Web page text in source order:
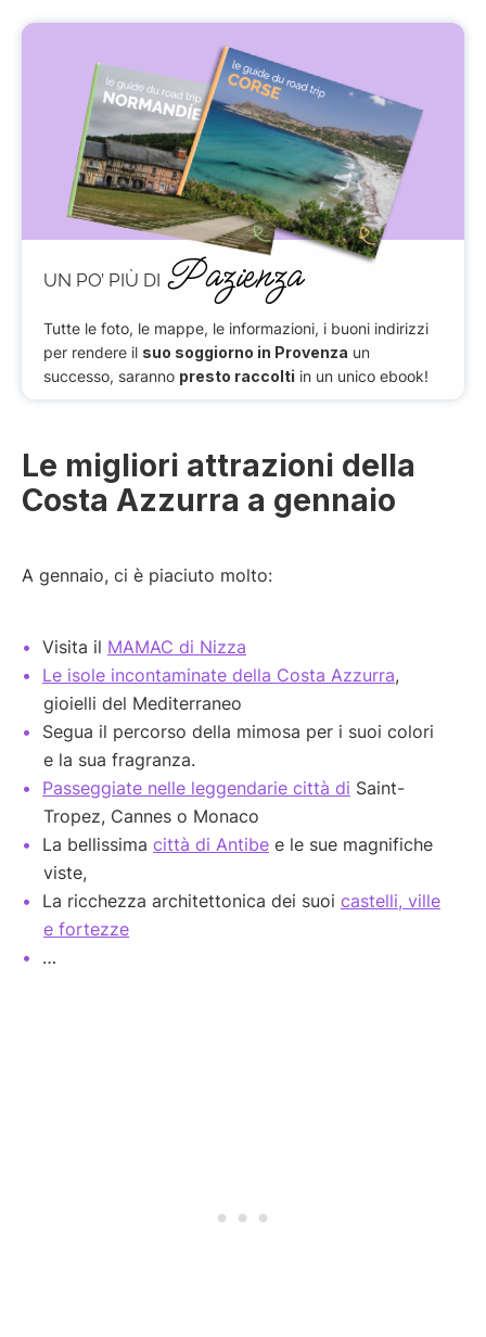
UN PO’ PIÙ DI Pazienza
Tutte le foto, le mappe, le informazioni, i buoni indirizzi
per rendere il suo soggiorno in Provenza un
successo, saranno presto raccolti in un unico ebook!
Le migliori attrazioni della
Costa Azzurra a gennaio
A gennaio, ci è piaciuto molto:
Visita il MAMAC di Nizza
Le isole incontaminate della Costa Azzurra,
gioielli del Mediterraneo
Segua il percorso della mimosa per i suoi colori
e la sua fragranza.
Passeggiate nelle leggendarie città di Saint-
Tropez, Cannes o Monaco
La bellissima città di Antibe e le sue magnifiche
viste,
La ricchezza architettonica dei suoi castelli, ville
e fortezze
…